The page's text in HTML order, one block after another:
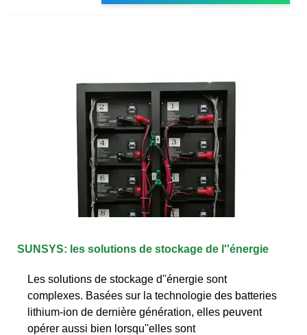
SUNSYS: les solutions de stockage de l''énergie
Les solutions de stockage d''énergie sont
complexes. Basées sur la technologie des batteries
lithium-ion de dernière génération, elles peuvent
opérer aussi bien lorsqu''elles sont